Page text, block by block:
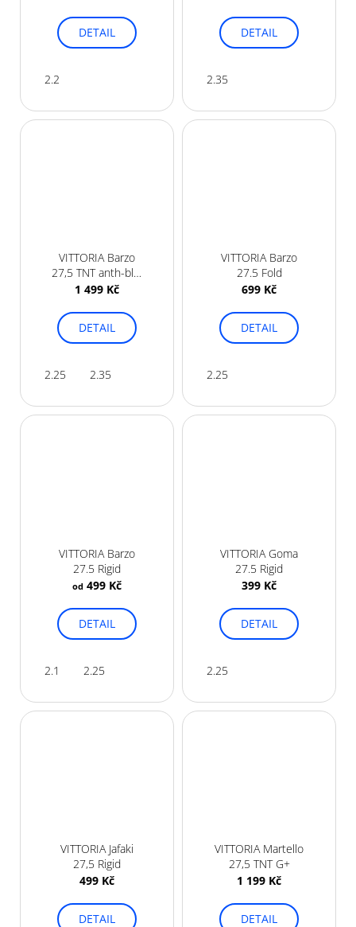
DETAIL
2.2
DETAIL
2.35
VITTORIA Barzo
27,5 TNT anth-blk-
blk G2.0
1 499 Kč
DETAIL
2.25 2.35
VITTORIA Barzo
27.5 Fold
699 Kč
DETAIL
2.25
VITTORIA Barzo
27.5 Rigid
od 499 Kč
DETAIL
2.1 2.25
VITTORIA Goma
27.5 Rigid
399 Kč
DETAIL
2.25
VITTORIA Jafaki
27,5 Rigid
499 Kč
DETAIL
VITTORIA Martello
27,5 TNT G+
1 199 Kč
DETAIL